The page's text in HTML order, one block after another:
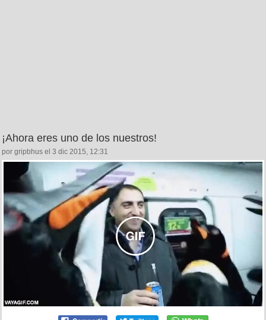
¡Ahora eres uno de los nuestros!
por gripbhus el 3 dic 2015, 12:31